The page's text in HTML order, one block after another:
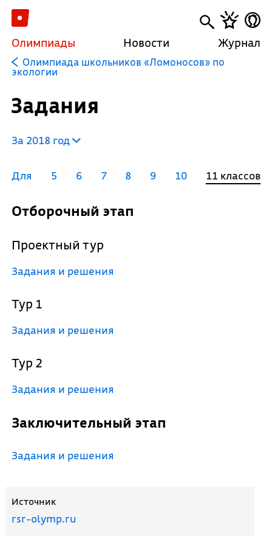
Олимпиады Новости Журнал
Олимпиада школьников «Ломоносов» по
экологии
Задания
За 2018 год
Для 5 6 7 8 9 10 11 классов
Отборочный этап
Проектный тур
Задания и решения
Тур 1
Задания и решения
Тур 2
Задания и решения
Заключительный этап
Задания и решения
Источник
rsr-olymp.ru